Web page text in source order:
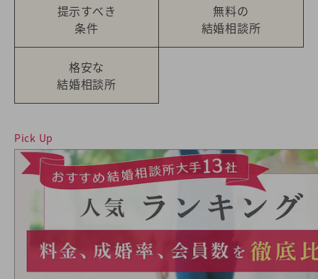
提示すべき
条件
無料の
結婚相談所
格安な
結婚相談所
Pick Up